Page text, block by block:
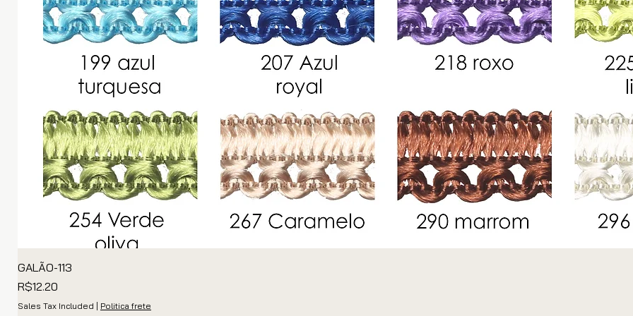
GALÃO-113
Price
R$12.20
Sales Tax Included | Politica frete